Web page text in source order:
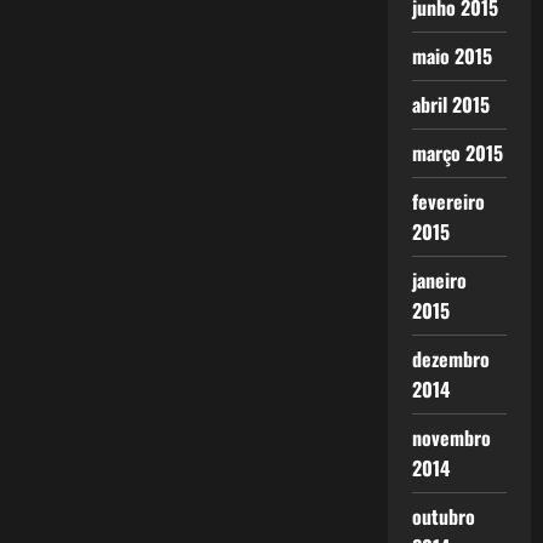
junho 2015
maio 2015
abril 2015
março 2015
fevereiro
2015
janeiro
2015
dezembro
2014
novembro
2014
outubro